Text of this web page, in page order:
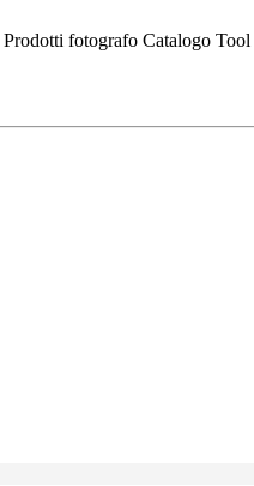
Prodotti fotografo Catalogo Tool